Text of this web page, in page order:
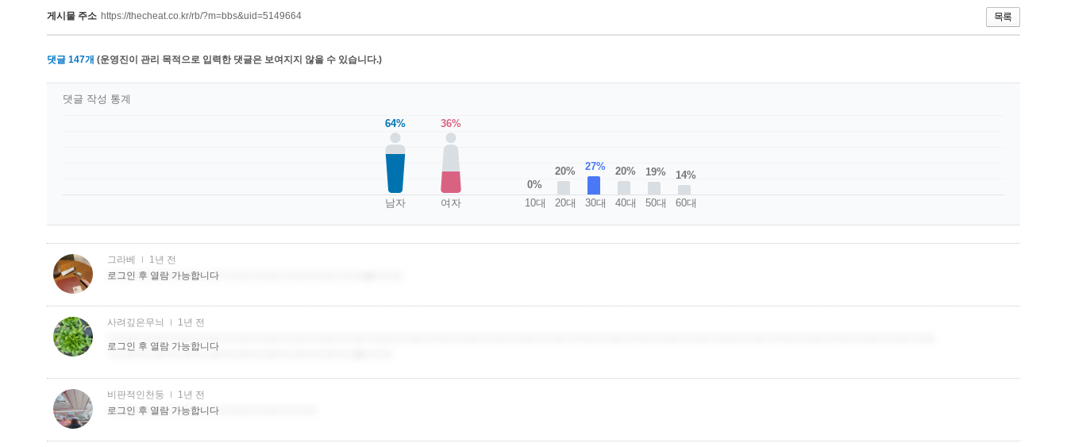
게시물 주소 https://thecheat.co.kr/rb/?m=bbs&uid=5149664
댓글 147개 (운영진이 관리 목적으로 입력한 댓글은 보여지지 않을 수 있습니다.)
64%
남자
36%
여자
0%
10대
20%
20대
27%
30대
20%
40대
19%
50대
14%
60대
댓글 작성 통계